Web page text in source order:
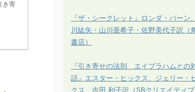
き寄
『ザ・シークレット』ロンダ・バーン
川紘矢・山川亜希子・佐野美代子訳（
書店）
『引き寄せの法則 エイブラハムとの
話』エスター・ヒックス、ジェリー・
クス、吉田 利子訳（SBクリエイティブ